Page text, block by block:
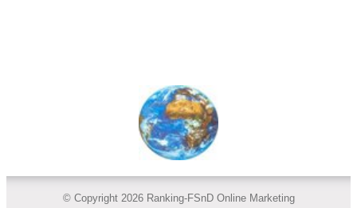
© Copyright 2026 Ranking-FSnD Online Marketing